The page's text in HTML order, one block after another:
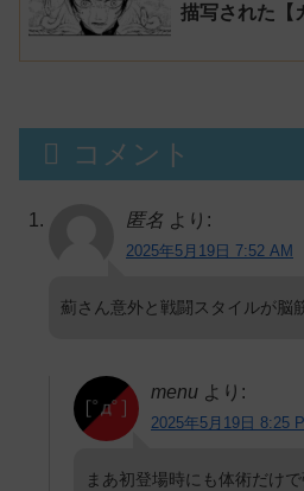
描写された【
コメント
匿名 より:
2025年5月19日 7:52 AM
薊さん意外と戦闘スタイルが脳
menu より:
2025年5月19日 8:25
まあ初登場時にも体術だけ